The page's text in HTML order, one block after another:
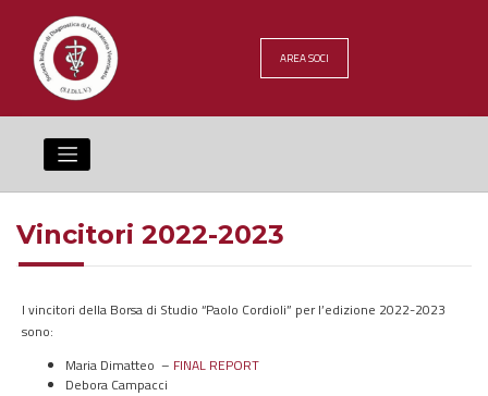
content
AREA SOCI
Vincitori 2022-2023
I vincitori della Borsa di Studio “Paolo Cordioli” per l’edizione 2022-2023
sono:
Maria Dimatteo – FINAL REPORT
Debora Campacci